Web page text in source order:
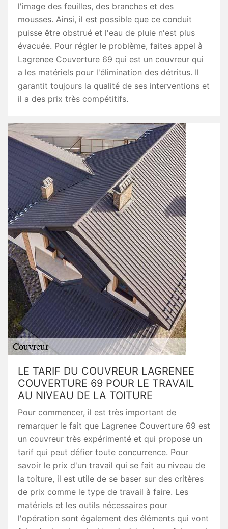
l'image des feuilles, des branches et des
mousses. Ainsi, il est possible que ce conduit
puisse être obstrué et l'eau de pluie n'est plus
évacuée. Pour régler le problème, faites appel à
Lagrenee Couverture 69 qui est un couvreur qui
a les matériels pour l'élimination des détritus. Il
garantit toujours la qualité de ses interventions et
il a des prix très compétitifs.
LE TARIF DU COUVREUR LAGRENEE
COUVERTURE 69 POUR LE TRAVAIL
AU NIVEAU DE LA TOITURE
Pour commencer, il est très important de
remarquer le fait que Lagrenee Couverture 69 est
un couvreur très expérimenté et qui propose un
tarif qui peut défier toute concurrence. Pour
savoir le prix d'un travail qui se fait au niveau de
la toiture, il est utile de se baser sur des critères
de prix comme le type de travail à faire. Les
matériels et les outils nécessaires pour
l'opération sont également des éléments qui vont